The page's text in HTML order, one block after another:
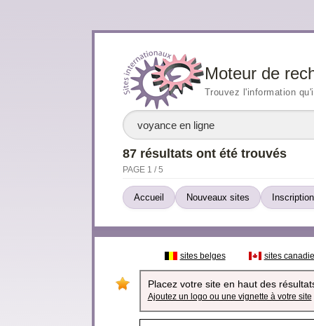
Moteur de
Trouvez l'information
87 résultats ont été trouvés
PAGE 1 / 5
Accueil Nouveaux sites
sites belges sites
Placez votre site en haut des
Ajoutez un logo ou une vignette à votre site